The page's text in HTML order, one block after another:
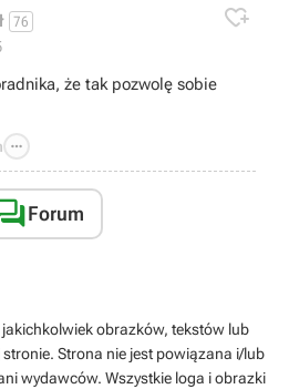
76 
że tak pozwolę sobie

Forum
obrazków, tekstów lub
Strona nie jest powiązana i/lub
wydawców. Wszystkie loga i obrazki